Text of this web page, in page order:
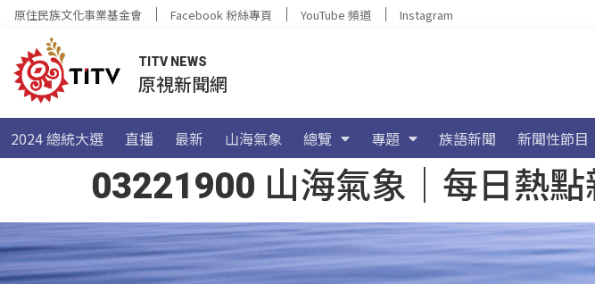
原住民族文化事業基金會 Facebook 粉絲專頁 YouTube 頻道 Instagram
TITV NEWS
原視新聞網
2024 總統大選 直播 最新 山海氣象 總覽 專題 族語新聞 新聞性節目
03221900 山海氣象｜每日熱